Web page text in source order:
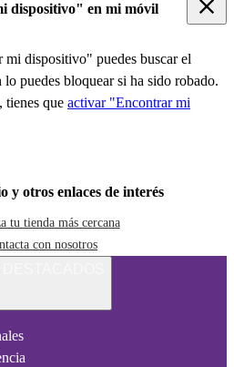
dispositivo" en mi móvil
dispositivo" puedes buscar el
puedes bloquear si ha sido robado.
tienes que activar "Encontrar mi
y otros enlaces de interés
tu tienda más cercana
con nosotros